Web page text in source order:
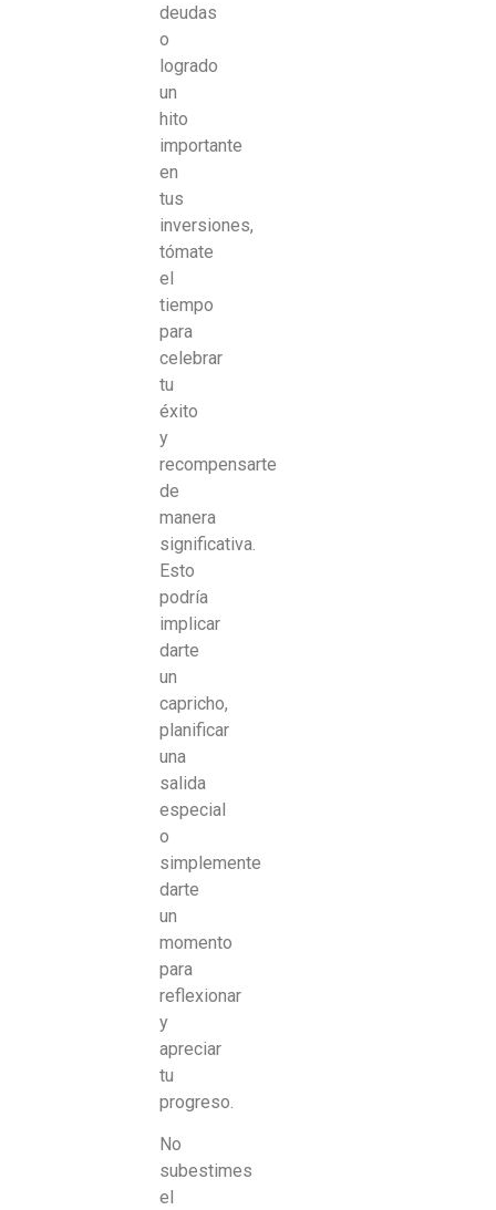
deudas
o
logrado
un
hito
importante
en
tus
inversiones,
tómate
el
tiempo
para
celebrar
tu
éxito
y
recompensarte
de
manera
significativa.
Esto
podría
implicar
darte
un
capricho,
planificar
una
salida
especial
o
simplemente
darte
un
momento
para
reflexionar
y
apreciar
tu
progreso.
No
subestimes
el